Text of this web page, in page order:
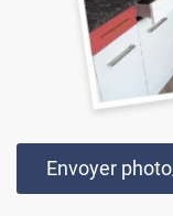
Envoyer